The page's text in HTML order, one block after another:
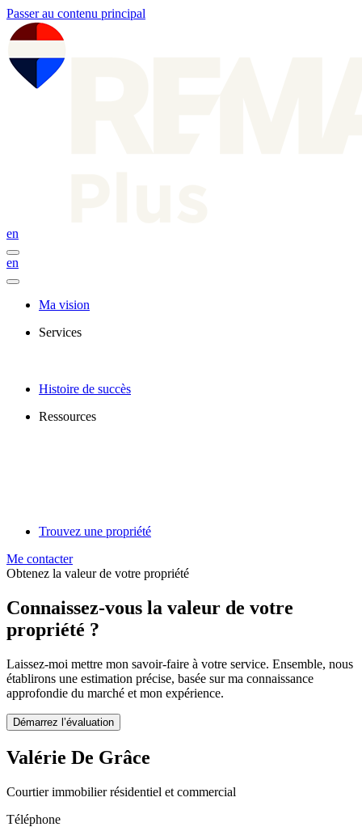
Passer au contenu principal
en
en
Ma vision
Services
Histoire de succès
Ressources
Trouvez une propriété
Me contacter
Obtenez la valeur de votre propriété
Connaissez-vous la valeur de votre
propriété ?
Laissez-moi mettre mon savoir-faire à votre service. Ensemble, nous
établirons une estimation précise, basée sur ma connaissance
approfondie du marché et mon expérience.
Démarrez l’évaluation
Valérie De Grâce
Courtier immobilier résidentiel et commercial
Téléphone